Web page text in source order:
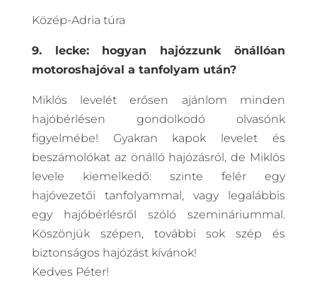
Közép-Adria túra
9. lecke: hogyan hajózzunk önállóan
motoroshajóval a tanfolyam után?
Miklós levelét erősen ajánlom minden
hajóbérlésen gondolkodó olvasónk
figyelmébe! Gyakran kapok levelet és
beszámolókat az önálló hajózásról, de Miklós
levele kiemelkedő: szinte felér egy
hajóvezetői tanfolyammal, vagy legalábbis
egy hajóbérlésről szóló szemináriummal.
Köszönjük szépen, további sok szép és
biztonságos hajózást kívánok!
Kedves Péter!